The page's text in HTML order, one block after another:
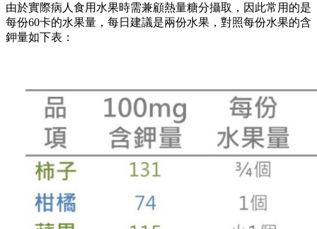
由於實際病人食用水果時需兼顧熱量糖分攝取，因此常用的是
每份60卡的水果量，每日建議是兩份水果，對照每份水果的含
鉀量如下表：